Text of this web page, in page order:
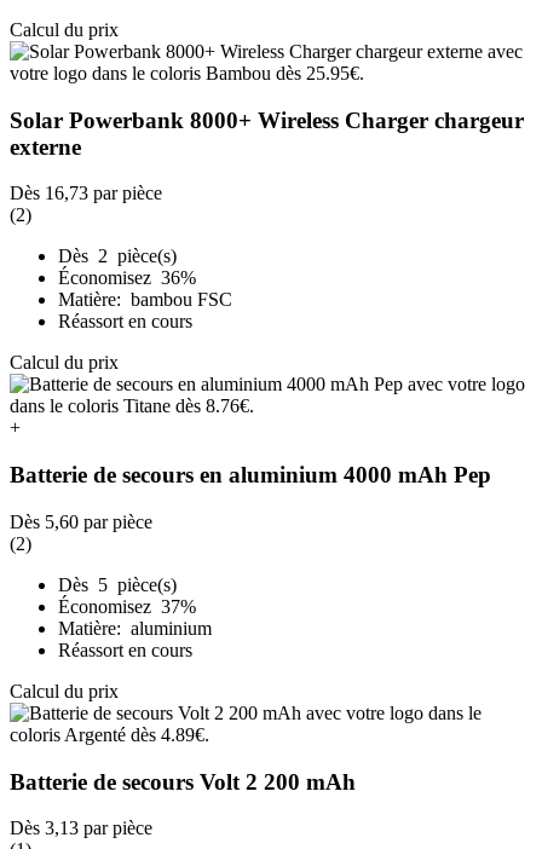
Calcul du prix
Solar Powerbank 8000+ Wireless Charger chargeur
externe
Dès 16,73 par pièce
(2)
Dès 2 pièce(s)
Économisez 36%
Matière: bambou FSC
Réassort en cours
Calcul du prix
+
Batterie de secours en aluminium 4000 mAh Pep
Dès 5,60 par pièce
(2)
Dès 5 pièce(s)
Économisez 37%
Matière: aluminium
Réassort en cours
Calcul du prix
Batterie de secours Volt 2 200 mAh
Dès 3,13 par pièce